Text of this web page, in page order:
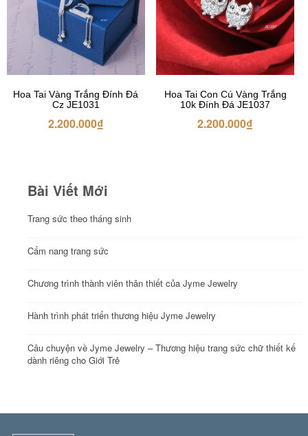
Hoa Tai Vàng Trắng Đính Đá
Cz JE1031
2.200.000₫
Hoa Tai Con Cú Vàng Trắng
10k Đính Đá JE1037
2.200.000₫
Bài Viết Mới
Trang sức theo tháng sinh
Cẩm nang trang sức
Chương trình thành viên thân thiết của Jyme Jewelry
Hành trình phát triển thương hiệu Jyme Jewelry
Câu chuyện về Jyme Jewelry – Thương hiệu trang sức chữ thiết kế
dành riêng cho Giới Trẻ